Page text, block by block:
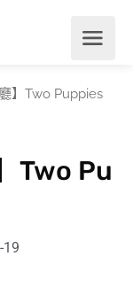
】Two Puppies
Two Pu
19